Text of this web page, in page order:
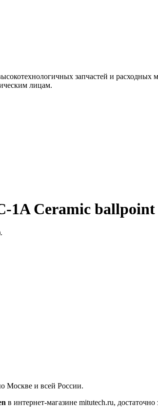
запчастей и
лицам.
1A Ceramic ballpoint
Москве и всей России.
в интернет-магазине mitutech.ru,